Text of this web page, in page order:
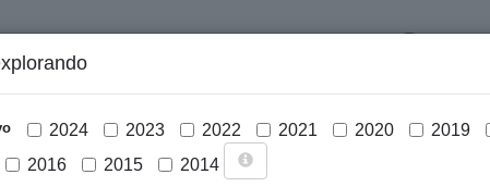
2024 2023 2022 2021 2020 2019
2016 2015 2014